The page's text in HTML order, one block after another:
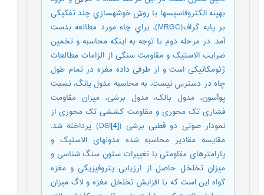
بهينه الكتروفاسيس­ها با روش خوشه­سازي چند تفکیکی
بر پايه گراف(MRGC)، براي چاه مورد مطالعه بدست
آمد. در مرحله دوم با توجه به اینکه محاسبه و تخمین
ضرایب الاستیک و مقاومت سنگی از الزامات مطالعات
ژئومکانیکی است و از طرفی داده مغزه در تمام طول
چاه در دسترس نیست، به محاسبه مدول یانگ، نسبت
پوآسون، مدول بالک، مدول برشی، میزان مقاومت
فشاری تک محوری و مقاومت کششی تک محوری از
نمودار صوتی دو قطبی برشی (DSI [4]
) پرداخته شد.
مقایسه مقادیر محاسبه شده مدول­های الاستیک و
پارامترهای مقاومتی با تغییرات ستون سنگ شناسی و
میزان تخلخل حاصل از ارزیابی پتروفیزیکی و مغزه
گواه این است که با افزایش تخلخل مغزه و لاگ میزان